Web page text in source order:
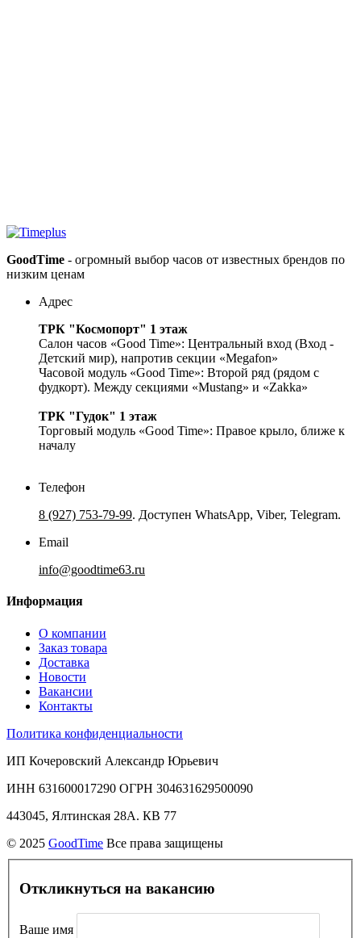
GoodTime - огромный выбор часов от известных брендов по
низким ценам
Адрес
ТРК "Космопорт" 1 этаж
Салон часов «Good Time»: Центральный вход (Вход -
Детский мир), напротив секции «Megafon»
Часовой модуль «Good Time»: Второй ряд (рядом с
фудкорт). Между секциями «Mustang» и «Zakka»
ТРК "Гудок" 1 этаж
Торговый модуль «Good Time»: Правое крыло, ближе к
началу
Телефон
8 (927) 753-79-99. Доступен WhatsApp, Viber, Telegram.
Email
info@goodtime63.ru
Информация
О компании
Заказ товара
Доставка
Новости
Вакансии
Контакты
Политика конфиденциальности
ИП Кочеровский Александр Юрьевич
ИНН 631600017290 ОГРН 304631629500090
443045, Ялтинская 28А. КВ 77
© 2025 GoodTime Все права защищены
Откликнуться на вакансию
Ваше имя